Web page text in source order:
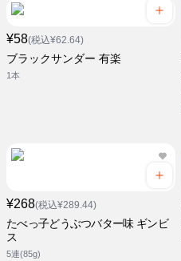
¥58(税込¥62.64)
ブラックサンダー 有楽
1本
¥268(税込¥289.44)
たべっ子どうぶつバター味 ギンビ
ス
5連(85g)